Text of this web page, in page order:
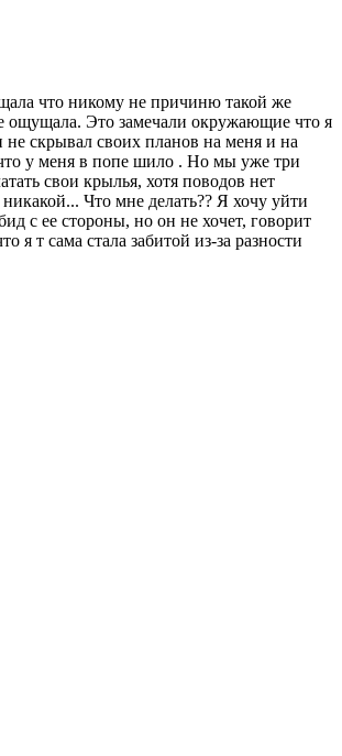
что никому не причиню такой же
ощущала. Это замечали окружающие что я
скрывал своих планов на меня и на
у меня в попе шило . Но мы уже три
свои крылья, хотя поводов нет
Что мне делать?? Я хочу уйти
с ее стороны, но он не хочет, говорит
т сама стала забитой из-за разности